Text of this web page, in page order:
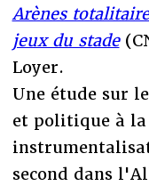
Arènes
jeux du stade
Loyer.
Une étude sur
et politique à
second dans